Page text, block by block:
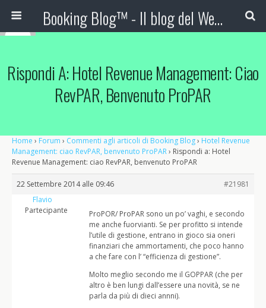
Booking Blog™ - Il blog del Web Marketing Turistico
Rispondi A: Hotel Revenue Management: Ciao
RevPAR, Benvenuto ProPAR
Home › Forum › Commenti agli articoli di Booking Blog› Hotel Revenue
Management: ciao RevPAR, benvenuto ProPAR› Rispondi a: Hotel
Revenue Management: ciao RevPAR, benvenuto ProPAR
22 Settembre 2014 alle 09:46
#21981
Flavio
Partecipante
ProPOR/ ProPAR sono un po’ vaghi, e secondo
me anche fuorvianti. Se per profitto si intende
l’utile di gestione, entrano in gioco sia oneri
finanziari che ammortamenti, che poco hanno
a che fare con l’ “efficienza di gestione”.
Molto meglio secondo me il GOPPAR (che per
altro è ben lungi dall’essere una novità, se ne
parla da più di dieci annni).